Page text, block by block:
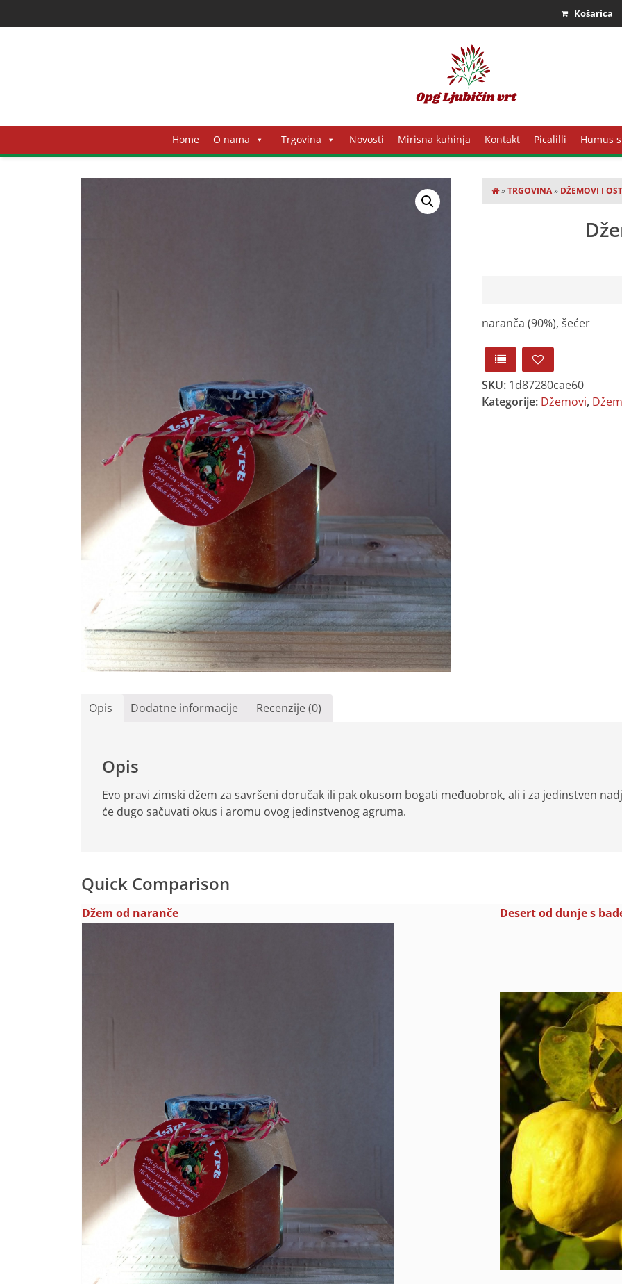
Košarica
Home O nama Trgovina Novosti Mirisna kuhinja Kontakt Picalilli Humus
»TRGOVINA» DŽEMOVI I
naranča (90%), šećer
SKU: 1d87280cae60
Kategorije: Džemovi,
Opis Dodatne informacije Recenzije (0)
Opis
Evo pravi zimski džem za savršeni doručak ili pak okusom bogati međuobrok, ali i za jedinstven
će dugo sačuvati okus i aromu ovog jedinstvenog agruma.
Quick Comparison
Džem od naranče Desert od dunje s